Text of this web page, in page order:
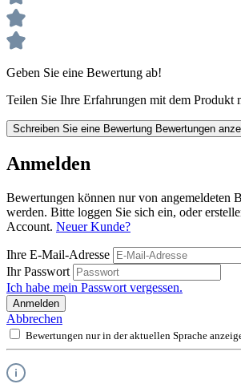
Geben Sie eine Bewertung ab!
Teilen Sie Ihre Erfahrungen mit dem Produkt
Schreiben Sie eine Bewertung Bewertungen
Anmelden
Bewertungen können nur von angemeldeten
werden. Bitte loggen Sie sich ein, oder
Account. Neuer Kunde?
Ihre E-Mail-Adresse
Ihr Passwort
Ich habe mein Passwort vergessen.
Anmelden
Abbrechen
Bewertungen nur in der aktuellen Sprache